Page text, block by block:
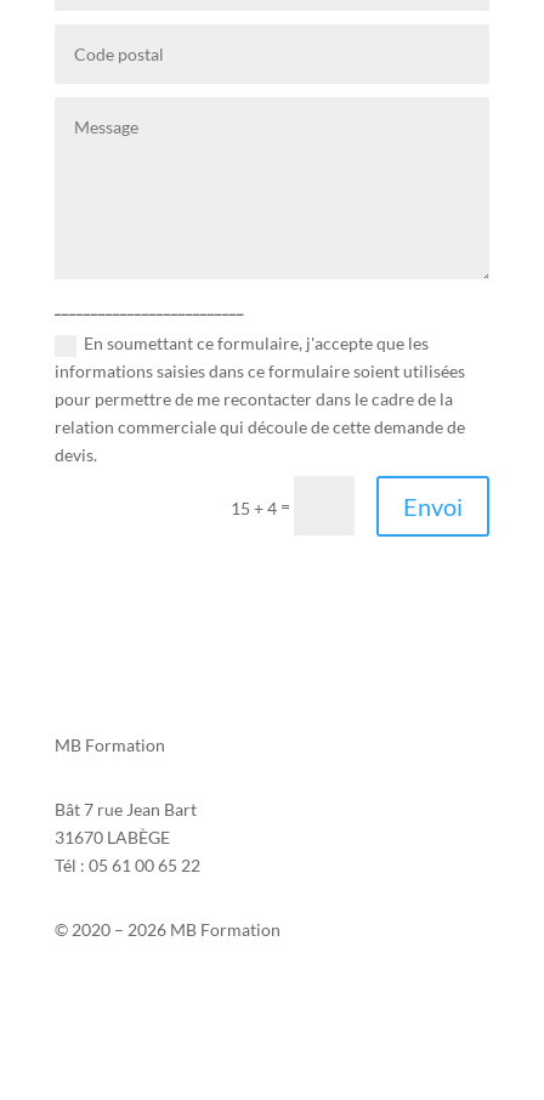
En soumettant ce formulaire, j'accepte que les
informations saisies dans ce formulaire soient utilisées
pour permettre de me recontacter dans le cadre de la
relation commerciale qui découle de cette demande de
devis.
15 + 4 = Envoi
MB Formation
Bât 7 rue Jean Bart
31670 LABÈGE
Tél : 05 61 00 65 22
© 2020 – 2026 MB Formation